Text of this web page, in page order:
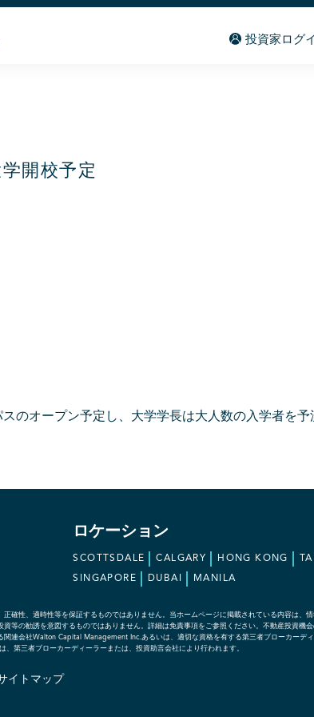
投資家ログ
開校予定
のオープン予定し、大学学長は大人数の入学者を
ロケーション
SCOTTSDALE CALGARY HONG KONG
SINGAPORE DUBAI MANILA
性、適時性等を保証するものではありません。当ホームページに掲載されている内容は、
等の勧誘を意図するものではありません。詳細は免責事項をご参照ください。不動産投資機
連会社Walton Capital Management Inc.あるいは、適切な資格を有する第三者ブローカーデ
第三者ブローカーディーラーまたは、投資助言会社により行われます。
イトマップ